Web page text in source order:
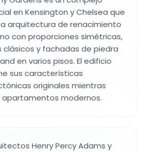
en Kensington y Chelsea que
arquitectura de renacimiento
con proporciones simétricas,
clásicos y fachadas de piedra
en varios pisos. El edificio
sus características
originales mientras
apartamentos modernos.
Henry Percy Adams y